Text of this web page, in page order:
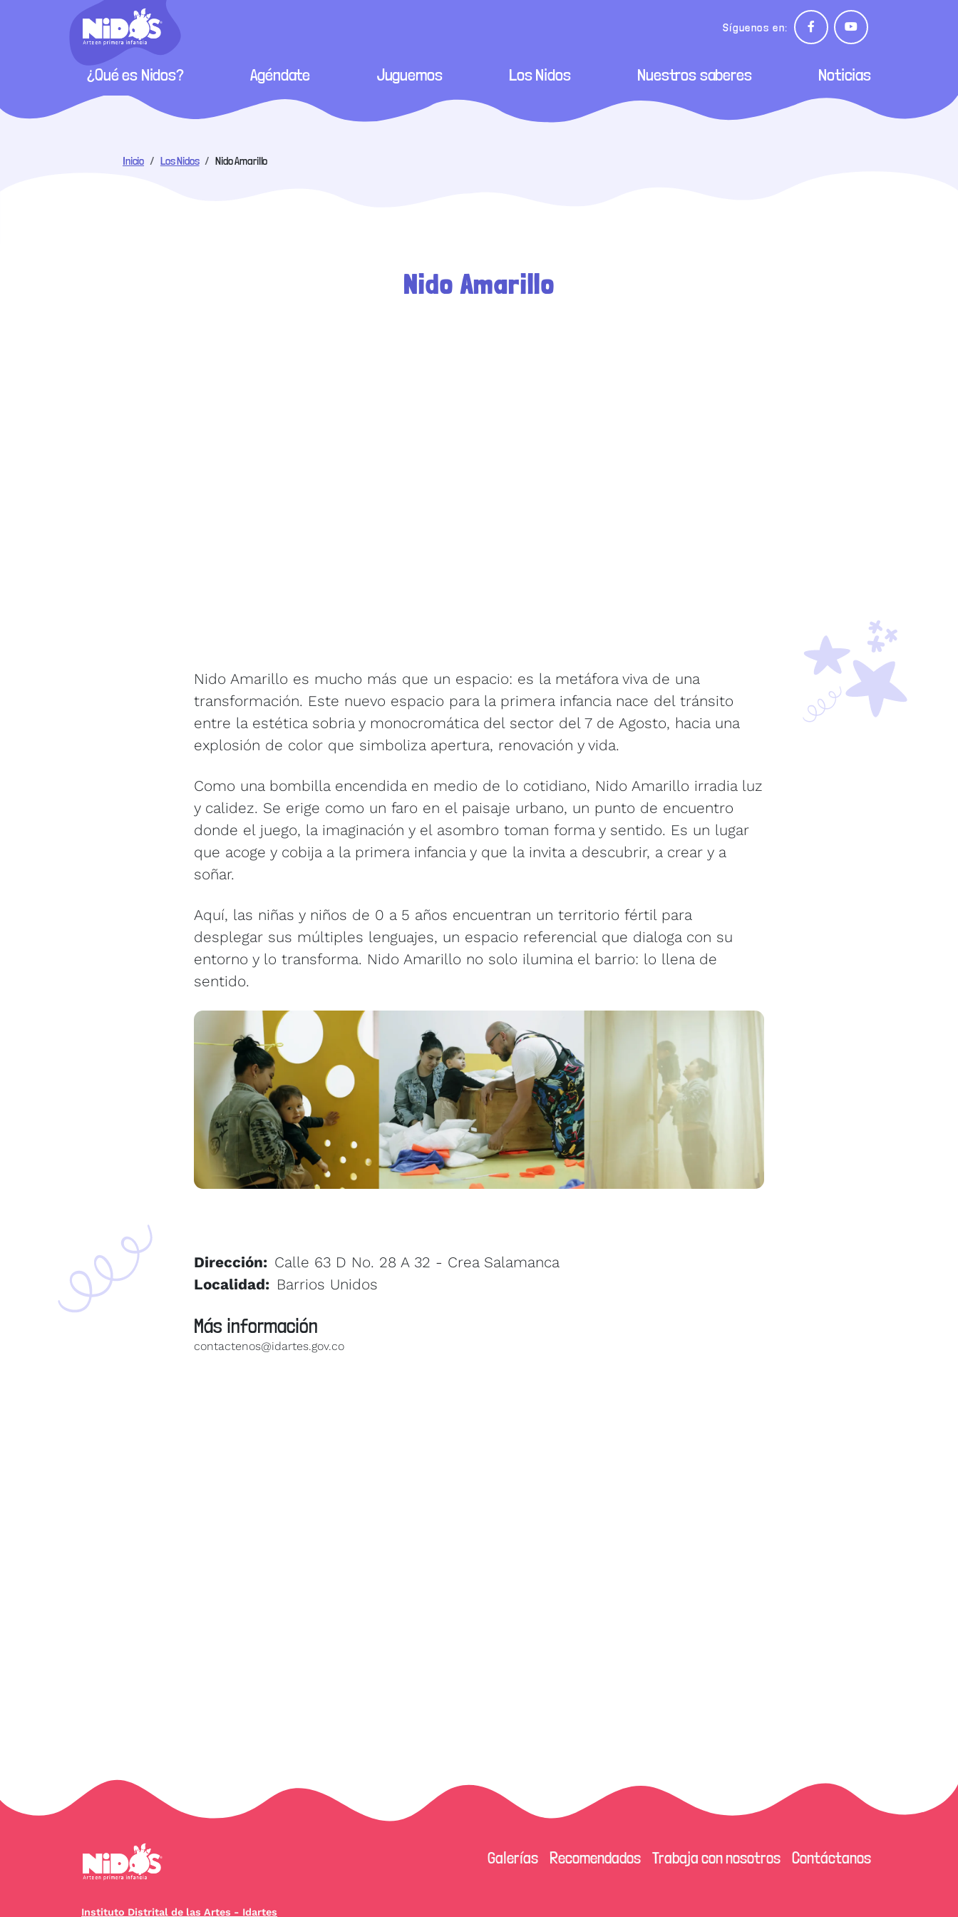
Pasar al contenido principal
Síguenos en:
Menú principal
¿Qué es Nidos? Agéndate Juguemos Los Nidos Nuestros saberes Noticias
de ayuda a la navegación
Inicio Los Nidos Nido Amarillo
Nido Amarillo
Nido Amarillo es mucho más que un espacio: es la metáfora viva de una
transformación. Este nuevo espacio para la primera infancia nace del tránsito
entre la estética sobria y monocromática del sector del 7 de Agosto, hacia una
explosión de color que simboliza apertura, renovación y vida.
Como una bombilla encendida en medio de lo cotidiano, Nido Amarillo irradia luz
y calidez. Se erige como un faro en el paisaje urbano, un punto de encuentro
donde el juego, la imaginación y el asombro toman forma y sentido. Es un lugar
que acoge y cobija a la primera infancia y que la invita a descubrir, a crear y a
soñar.
Aquí, las niñas y niños de 0 a 5 años encuentran un territorio fértil para
desplegar sus múltiples lenguajes, un espacio referencial que dialoga con su
entorno y lo transforma. Nido Amarillo no solo ilumina el barrio: lo llena de
sentido.
Image
Dirección
Calle 63 D No. 28 A 32 - Crea Salamanca
Localidad
Barrios Unidos
Más información
contactenos@idartes.gov.co
Pie de página
Galerías Recomendados Trabaja con nosotros Contáctanos
Instituto Distrital de las Artes - Idartes